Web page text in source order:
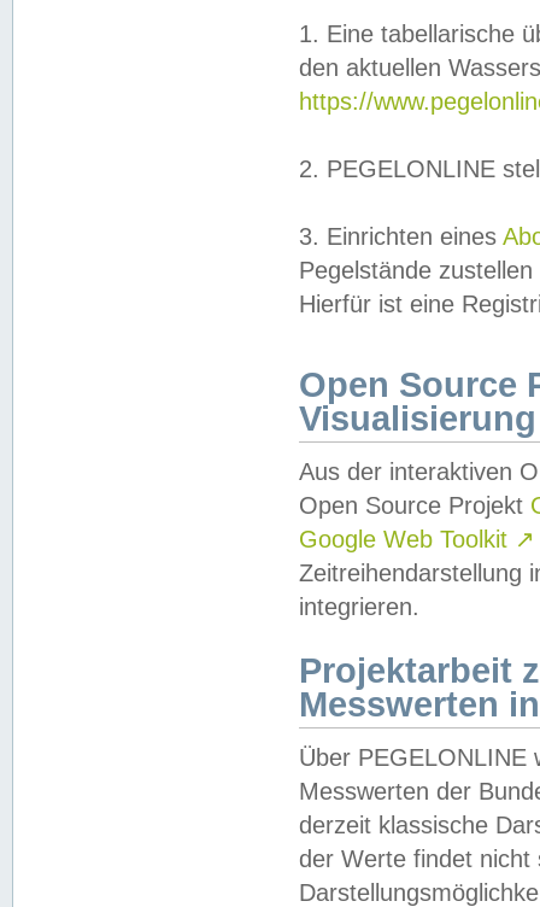
1. Eine tabellarische
den aktuellen
https://
2. PEGELONLINE
3. Einrichten eines
Pegelstände
Hierfür ist eine
Open Source
Visualisierung
Aus der interaktiven
Open Source Projekt
Google Web Toolkit ↗
Zeitreihendarstellung
integrieren.
Projektarbeit
Messwerten
Über PEGELONLINE
Messwerten der
derzeit klassische
der Werte findet